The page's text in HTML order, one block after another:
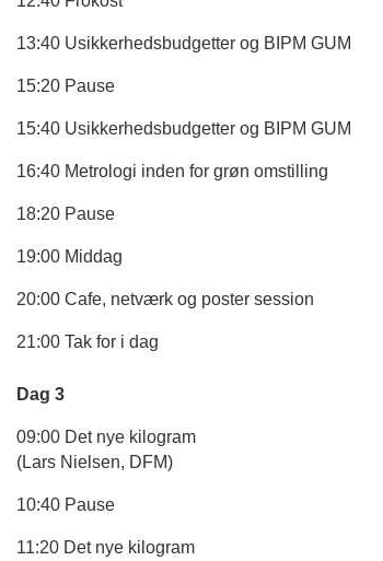
13:40 Usikkerhedsbudgetter og BIPM GUM
15:20 Pause
15:40 Usikkerhedsbudgetter og BIPM GUM
16:40 Metrologi inden for grøn omstilling
18:20 Pause
19:00 Middag
20:00 Cafe, netværk og poster session
21:00 Tak for i dag
Dag 3
09:00 Det nye kilogram
(Lars Nielsen, DFM)
10:40 Pause
11:20 Det nye kilogram